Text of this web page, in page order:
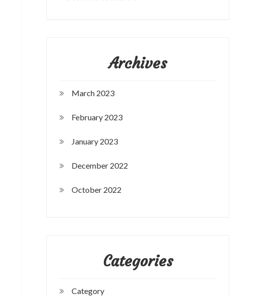
Archives
March 2023
February 2023
January 2023
December 2022
October 2022
Categories
Category